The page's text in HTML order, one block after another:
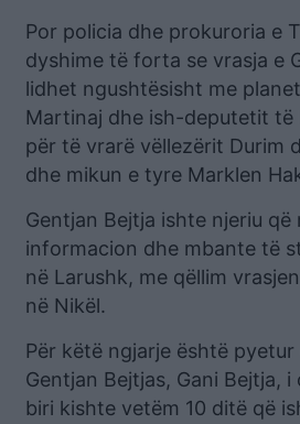
Por policia dhe prokuroria e
dyshime të forta se vrasja e
lidhet ngushtësisht me
Martinaj dhe ish-deputetit të
për të vrarë vëllezërit Durim
dhe mikun e tyre Marklen
Gentjan Bejtja ishte njeriu që
informacion dhe mbante të
në Larushk, me qëllim
në Nikël.
Për këtë ngjarje është pyetur
Gentjan Bejtjas, Gani Bejtja,
biri kishte vetëm 10 ditë që